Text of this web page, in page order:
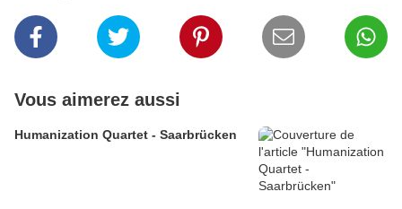
Vous aimerez aussi
Humanization Quartet - Saarbrücken